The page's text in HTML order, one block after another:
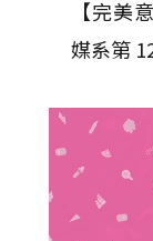
【完美
媒系第